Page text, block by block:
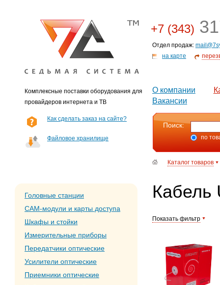
Комплексные поставки оборудования для
провайдеров интернета и ТВ
+7 (343)
Отдел продаж:
на карте
О компании
Вакансии
Как сделать заказ на сайте?
Файловое хранилище
Поиск:
по
Каталог товаров
Головные станции
CAM-модули и карты доступа
Шкафы и стойки
Измерительные приборы
Передатчики оптические
Усилители оптические
Приемники оптические
Кабель
Показать фильтр